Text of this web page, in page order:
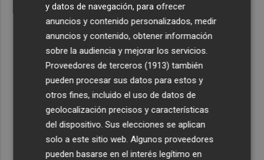
y datos de navegación, para ofrecer
anuncios y contenido personalizados, medir
anuncios y contenido, obtener información
sobre la audiencia y mejorar los servicios.
Proveedores de terceros (1913) también
pueden procesar sus datos para estos y
otros fines, incluido el uso de datos de
geolocalización precisos y características
del dispositivo. Sus elecciones se aplican
solo a este sitio web. Algunos proveedores
pueden basarse en el interés legítimo en